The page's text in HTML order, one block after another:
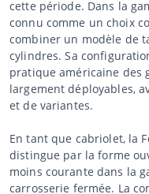
cette période. Dans la
connu comme un choix
combiner un modèle de
cylindres. Sa
pratique américaine des
largement déployables,
et de variantes.
En tant que cabriolet, la
distingue par la forme
moins courante dans la
carrosserie fermée. La